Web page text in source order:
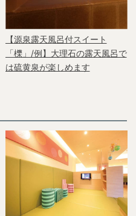
【源泉露天風呂付スイート
「櫟」/例】大理石の露天風呂で
は硫黄泉が楽しめます